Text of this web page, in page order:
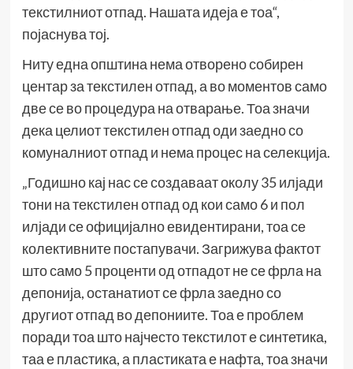
текстилниот отпад. Нашата идеја е тоа“,
појаснува тој.
Ниту една општина нема отворено собирен
центар за текстилен отпад, а во моментов само
две се во процедура на отварање. Тоа значи
дека целиот текстилен отпад оди заедно со
комуналниот отпад и нема процес на селекција.
„Годишно кај нас се создаваат околу 35 илјади
тони на текстилен отпад од кои само 6 и пол
илјади се официјално евидентирани, тоа се
колективните постапувачи. Загрижува фактот
што само 5 проценти од отпадот не се фрла на
депонија, останатиот се фрла заедно со
другиот отпад во депониите. Тоа е проблем
поради тоа што најчесто текстилот е синтетика,
таа е пластика, а пластиката е нафта, тоа значи